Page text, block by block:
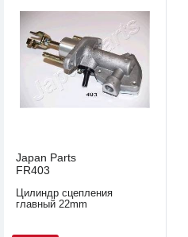
Japan Parts
FR403
Цилиндр сцепления
главный 22mm